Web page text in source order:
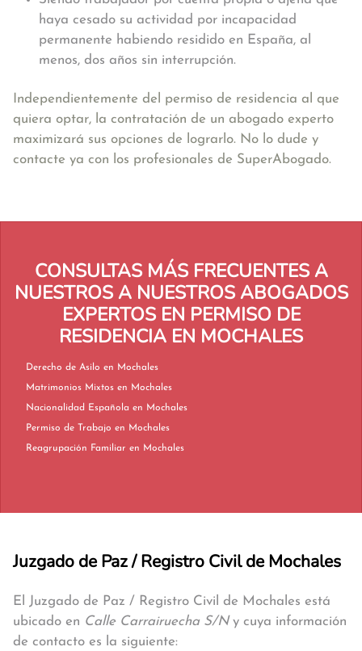
haya cesado su actividad por incapacidad
permanente habiendo residido en España, al
menos, dos años sin interrupción.
Independientemente del permiso de residencia al que
quiera optar, la contratación de un abogado experto
maximizará sus opciones de lograrlo. No lo dude y
contacte ya con los profesionales de SuperAbogado.
CONSULTAS MÁS FRECUENTES A
NUESTROS A NUESTROS ABOGADOS
EXPERTOS EN PERMISO DE
RESIDENCIA EN MOCHALES
Derecho de Asilo en Mochales
Matrimonios Mixtos en Mochales
Nacionalidad Española en Mochales
Permiso de Trabajo en Mochales
Reagrupación Familiar en Mochales
Juzgado de Paz / Registro Civil de Mochales
El Juzgado de Paz / Registro Civil de Mochales está
ubicado en Calle Carrairuecha S/Ny cuya información
de contacto es la siguiente: